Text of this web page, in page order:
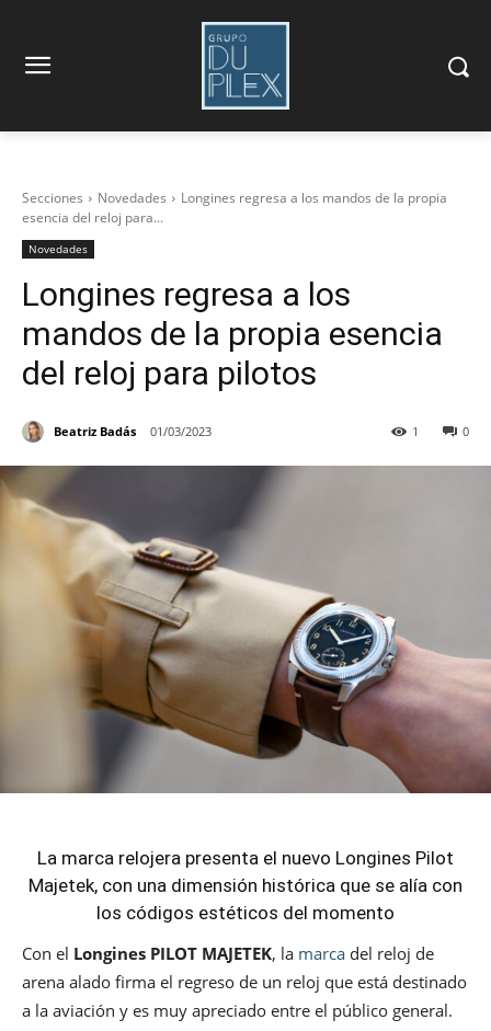
Secciones Novedades
Longines regresa a los mandos de la propia
esencia del reloj para...
Novedades
Longines regresa a los
mandos de la propia esencia
del reloj para pilotos
Beatriz Badás 01/03/2023 0
1
La marca relojera presenta el nuevo Longines Pilot
Majetek, con una dimensión histórica que se alía con
los códigos estéticos del momento
Con el Longines PILOT MAJETEK, la marca del reloj de
arena alado firma el regreso de un reloj que está destinado
a la aviación y es muy apreciado entre el público general.